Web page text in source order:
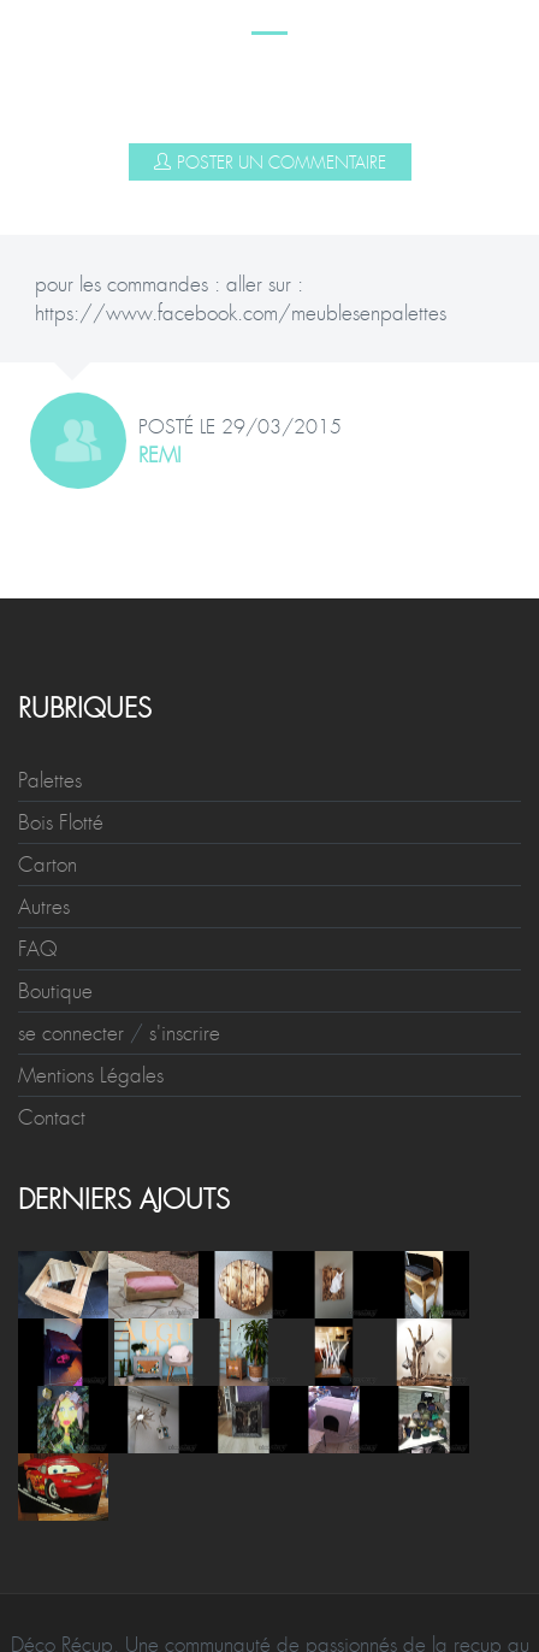
POSTER UN COMMENTAIRE
pour les commandes : aller sur :
https://www.facebook.com/meublesenpalettes
POSTÉ LE 29/03/2015
REMI
RUBRIQUES
Palettes
Bois Flotté
Carton
Autres
FAQ
Boutique
se connecter / s'inscrire
Mentions Légales
Contact
DERNIERS AJOUTS
Déco Récup, Une communauté de passionnés de la recup au